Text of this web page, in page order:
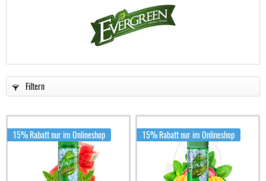
Filtern
15% Rabatt nur im Onlineshop 15% Rabatt nur im Onlineshop